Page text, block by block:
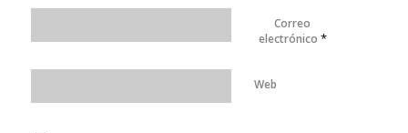
Correo
electrónico *
Web